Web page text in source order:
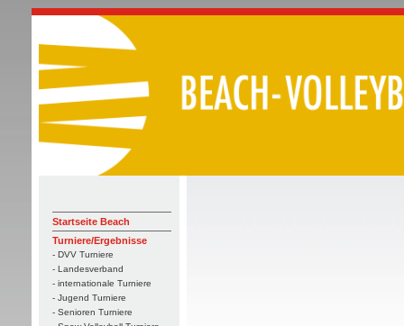
Startseite Beach
Turniere/Ergebnisse
- DVV Turniere
- Landesverband
- internationale Turniere
- Jugend Turniere
- Senioren Turniere